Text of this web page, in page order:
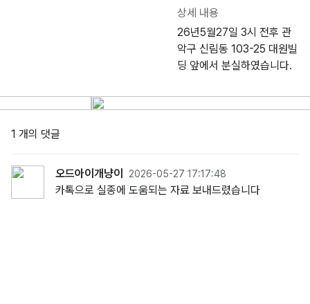
상세 내용
26년5월27일 3시 전후 관
악구 신림동 103-25 대원빌
딩 앞에서 분실하였습니다.
1 개의 댓글
오드아이개냥이 2026-05-27 17:17:48
카톡으로 실종에 도움되는 자료 보내드렸습니다